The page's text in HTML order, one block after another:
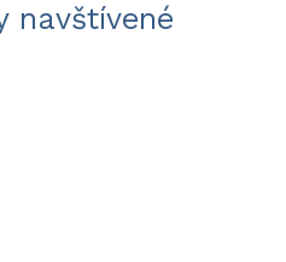
navštívené